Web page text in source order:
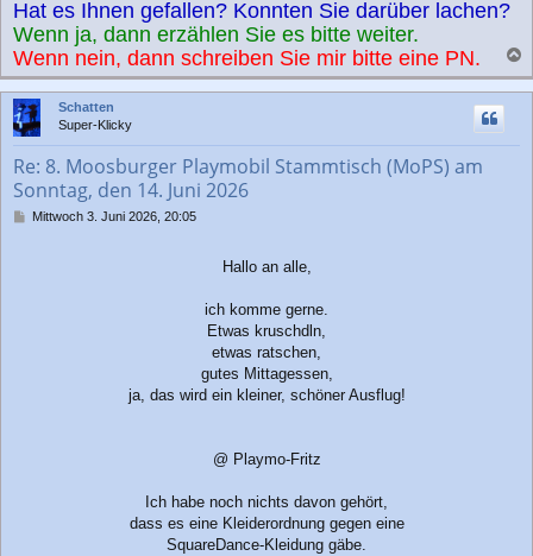
Hat es Ihnen gefallen? Konnten Sie darüber lachen?
Wenn ja, dann erzählen Sie es bitte weiter.
Wenn nein, dann schreiben Sie mir bitte eine PN.
a
c
Schatten
Super-Klicky
Re: 8. Moosburger Playmobil Stammtisch (MoPS) am
Sonntag, den 14. Juni 2026
BMittwoch 3. Juni 2026, 20:05
Hallo an alle,
ich komme gerne.
Etwas kruschdln,
etwas ratschen,
gutes Mittagessen,
ja, das wird ein kleiner, schöner Ausflug!
@ Playmo-Fritz
Ich habe noch nichts davon gehört,
dass es eine Kleiderordnung gegen eine
SquareDance-Kleidung gäbe.